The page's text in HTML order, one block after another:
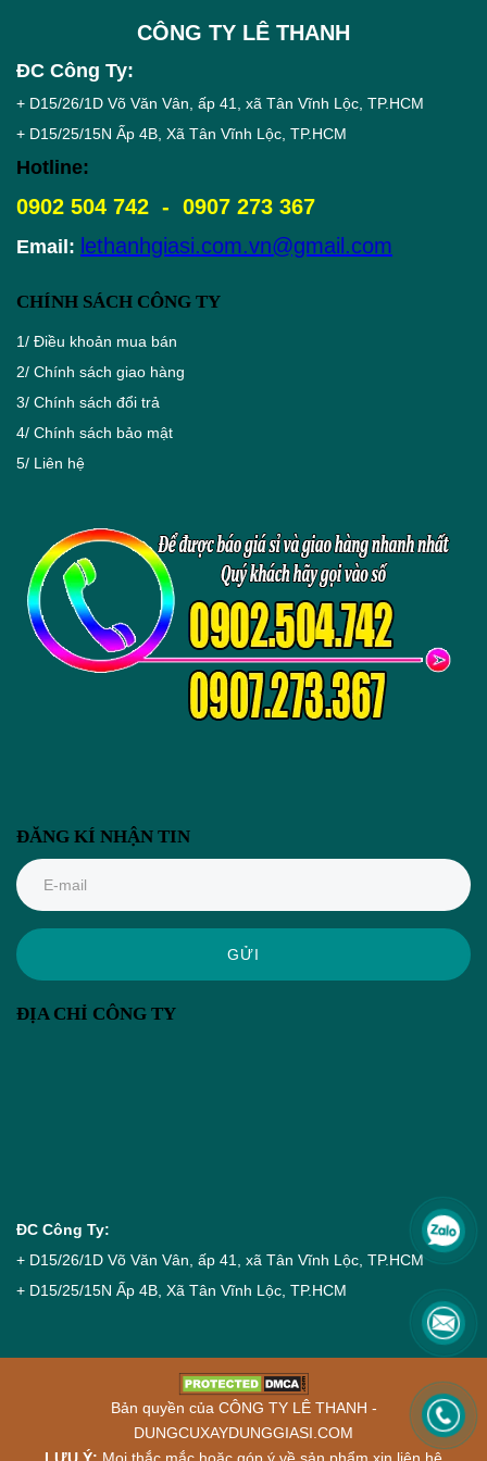
CÔNG TY LÊ THANH
ĐC Công Ty:
+ D15/26/1D Võ Văn Vân, ấp 41, xã Tân Vĩnh Lộc, TP.HCM
+ D15/25/15N Ấp 4B, Xã Tân Vĩnh Lộc, TP.HCM
Hotline:
0902 504 742 - 0907 273 367
Email: lethanhgiasi.com.vn@gmail.com
CHÍNH SÁCH CÔNG TY
1/ Điều khoản mua bán
2/ Chính sách giao hàng
3/ Chính sách đổi trả
4/ Chính sách bảo mật
5/ Liên hệ
ĐĂNG KÍ NHẬN TIN
GỬI
ĐỊA CHỈ CÔNG TY
ĐC Công Ty:
+ D15/26/1D Võ Văn Vân, ấp 41, xã Tân Vĩnh Lộc, TP.HCM
+ D15/25/15N Ấp 4B, Xã Tân Vĩnh Lộc, TP.HCM
Bản quyền của CÔNG TY LÊ THANH -
DUNGCUXAYDUNGGIASI.COM